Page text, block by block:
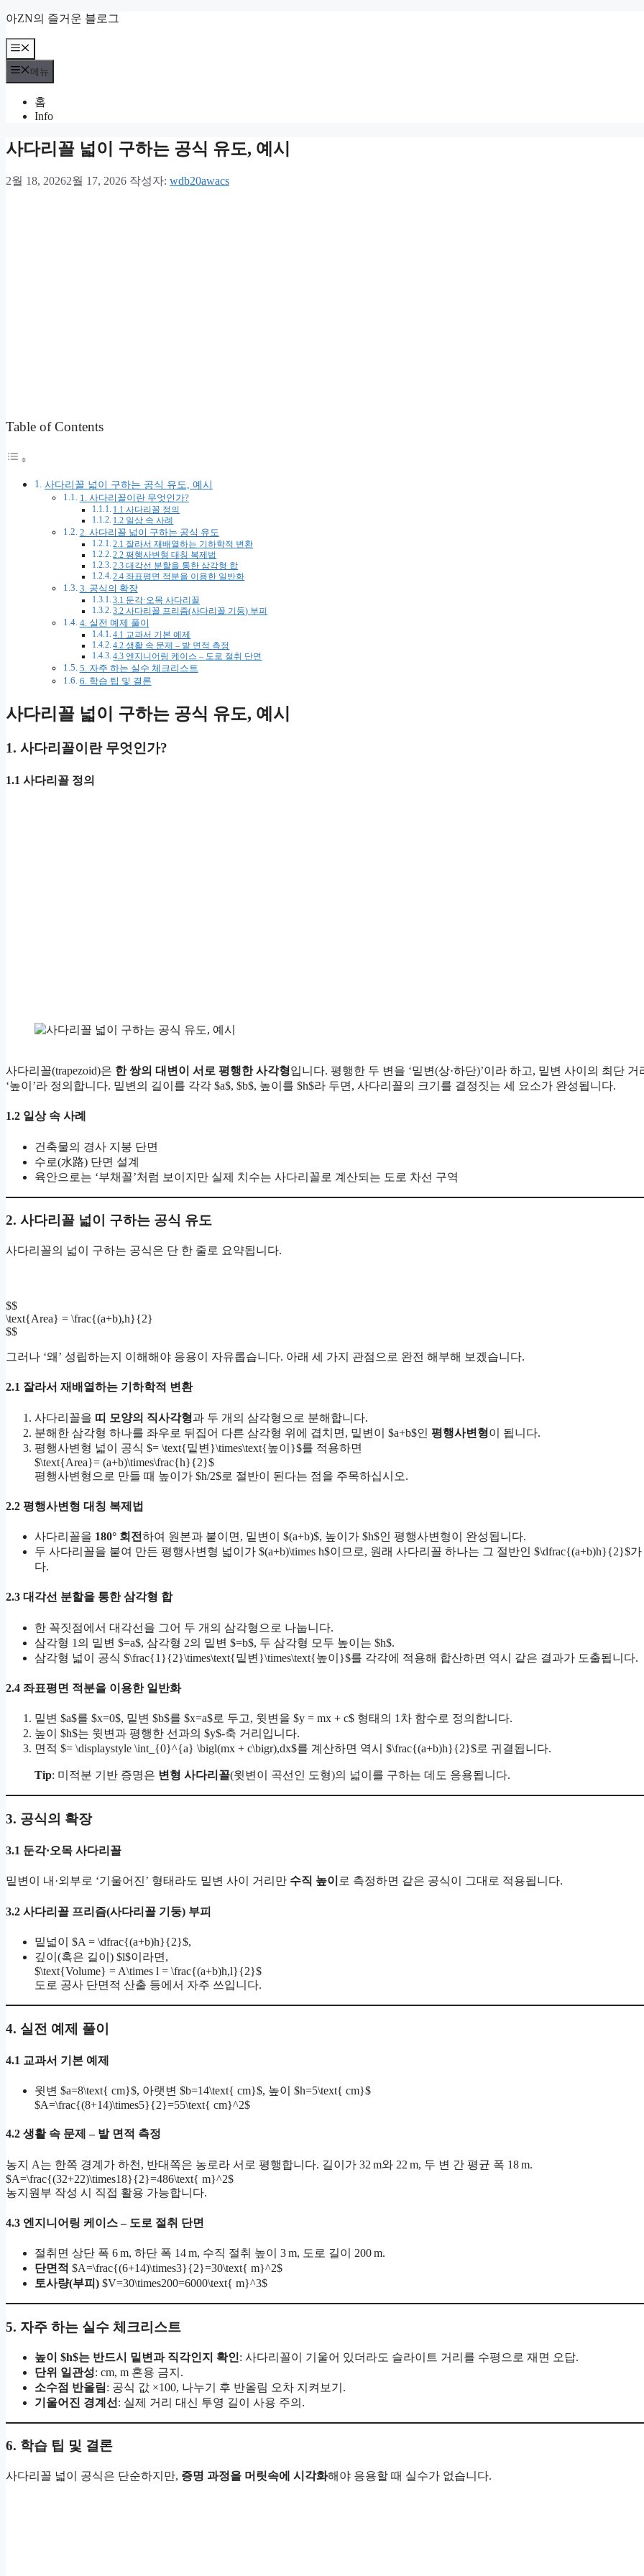
컨
츠
로
아ZN의 즐거운 블로그
메
뉴
메뉴
홈
Info
사다리꼴 넓이 구하는 공식 유도, 예시
2월 18, 20262월 17, 2026 작성자: wdb20awacs
Table of Contents
사다리꼴 넓이 구하는 공식 유도, 예시
1. 사다리꼴이란 무엇인가?
1.1 사다리꼴 정의
1.2 일상 속 사례
2. 사다리꼴 넓이 구하는 공식 유도
2.1 잘라서 재배열하는 기하학적 변환
2.2 평행사변형 대칭 복제법
2.3 대각선 분할을 통한 삼각형 합
2.4 좌표평면 적분을 이용한 일반화
3. 공식의 확장
3.1 둔각·오목 사다리꼴
3.2 사다리꼴 프리즘(사다리꼴 기둥) 부피
4. 실전 예제 풀이
4.1 교과서 기본 예제
4.2 생활 속 문제 – 밭 면적 측정
4.3 엔지니어링 케이스 – 도로 절취 단면
5. 자주 하는 실수 체크리스트
6. 학습 팁 및 결론
사다리꼴 넓이 구하는 공식 유도, 예시
1. 사다리꼴이란 무엇인가?
1.1 사다리꼴 정의
사다리꼴(trapezoid)은 한 쌍의 대변이 서로 평행한 사각형입니다. 평행한 두 변을 ‘밑변(상·하단)’이라 하고, 밑변 사이의 최단 거
‘높이’라 정의합니다. 밑변의 길이를 각각 $a$, $b$, 높이를 $h$라 두면, 사다리꼴의 크기를 결정짓는 세 요소가 완성됩니다.
1.2 일상 속 사례
건축물의 경사 지붕 단면
수로(水路) 단면 설계
육안으로는 ‘부채꼴’처럼 보이지만 실제 치수는 사다리꼴로 계산되는 도로 차선 구역
2. 사다리꼴 넓이 구하는 공식 유도
사다리꼴의 넓이 구하는 공식은 단 한 줄로 요약됩니다.
$$
\text{Area} = \frac{(a+b),h}{2}
$$
그러나 ‘왜’ 성립하는지 이해해야 응용이 자유롭습니다. 아래 세 가지 관점으로 완전 해부해 보겠습니다.
2.1 잘라서 재배열하는 기하학적 변환
사다리꼴을 띠 모양의 직사각형과 두 개의 삼각형으로 분해합니다.
분해한 삼각형 하나를 좌우로 뒤집어 다른 삼각형 위에 겹치면, 밑변이 $a+b$인 평행사변형이 됩니다.
평행사변형 넓이 공식 $= \text{밑변}\times\text{높이}$를 적용하면
$\text{Area}= (a+b)\times\frac{h}{2}$
평행사변형으로 만들 때 높이가 $h/2$로 절반이 된다는 점을 주목하십시오.
2.2 평행사변형 대칭 복제법
사다리꼴을 180° 회전하여 원본과 붙이면, 밑변이 $(a+b)$, 높이가 $h$인 평행사변형이 완성됩니다.
두 사다리꼴을 붙여 만든 평행사변형 넓이가 $(a+b)\times h$이므로, 원래 사다리꼴 하나는 그 절반인 $\dfrac{(a+b)h}{2}$
다.
2.3 대각선 분할을 통한 삼각형 합
한 꼭짓점에서 대각선을 그어 두 개의 삼각형으로 나눕니다.
삼각형 1의 밑변 $=a$, 삼각형 2의 밑변 $=b$, 두 삼각형 모두 높이는 $h$.
삼각형 넓이 공식 $\frac{1}{2}\times\text{밑변}\times\text{높이}$를 각각에 적용해 합산하면 역시 같은 결과가 도출됩니다.
2.4 좌표평면 적분을 이용한 일반화
밑변 $a$를 $x=0$, 밑변 $b$를 $x=a$로 두고, 윗변을 $y = mx + c$ 형태의 1차 함수로 정의합니다.
높이 $h$는 윗변과 평행한 선과의 $y$-축 거리입니다.
면적 $= \displaystyle \int_{0}^{a} \bigl(mx + c\bigr),dx$를 계산하면 역시 $\frac{(a+b)h}{2}$로 귀결됩니다.
Tip: 미적분 기반 증명은 변형 사다리꼴(윗변이 곡선인 도형)의 넓이를 구하는 데도 응용됩니다.
3. 공식의 확장
3.1 둔각·오목 사다리꼴
밑변이 내·외부로 ‘기울어진’ 형태라도 밑변 사이 거리만 수직 높이 로 측정하면 같은 공식이 그대로 적용됩니다.
3.2 사다리꼴 프리즘(사다리꼴 기둥) 부피
밑넓이 $A = \dfrac{(a+b)h}{2}$,
깊이(혹은 길이) $l$이라면,
$\text{Volume} = A\times l = \frac{(a+b)h,l}{2}$
도로 공사 단면적 산출 등에서 자주 쓰입니다.
4. 실전 예제 풀이
4.1 교과서 기본 예제
윗변 $a=8\text{ cm}$, 아랫변 $b=14\text{ cm}$, 높이 $h=5\text{ cm}$
$A=\frac{(8+14)\times5}{2}=55\text{ cm}^2$
4.2 생활 속 문제 – 밭 면적 측정
농지 A는 한쪽 경계가 하천, 반대쪽은 농로라 서로 평행합니다. 길이가 32 m와 22 m, 두 변 간 평균 폭 18 m.
$A=\frac{(32+22)\times18}{2}=486\text{ m}^2$
농지원부 작성 시 직접 활용 가능합니다.
4.3 엔지니어링 케이스 – 도로 절취 단면
절취면 상단 폭 6 m, 하단 폭 14 m, 수직 절취 높이 3 m, 도로 길이 200 m.
단면적 $A=\frac{(6+14)\times3}{2}=30\text{ m}^2$
토사량(부피) $V=30\times200=6000\text{ m}^3$
5. 자주 하는 실수 체크리스트
높이 $h$는 반드시 밑변과 직각인지 확인: 사다리꼴이 기울어 있더라도 슬라이트 거리를 수평으로 재면 오답.
단위 일관성: cm, m 혼용 금지.
소수점 반올림: 공식 값 ×100, 나누기 후 반올림 오차 지켜보기.
기울어진 경계선 : 실제 거리 대신 투영 길이 사용 주의.
6. 학습 팁 및 결론
사다리꼴 넓이 공식은 단순하지만, 증명 과정을 머릿속에 시각화해야 응용할 때 실수가 없습니다.